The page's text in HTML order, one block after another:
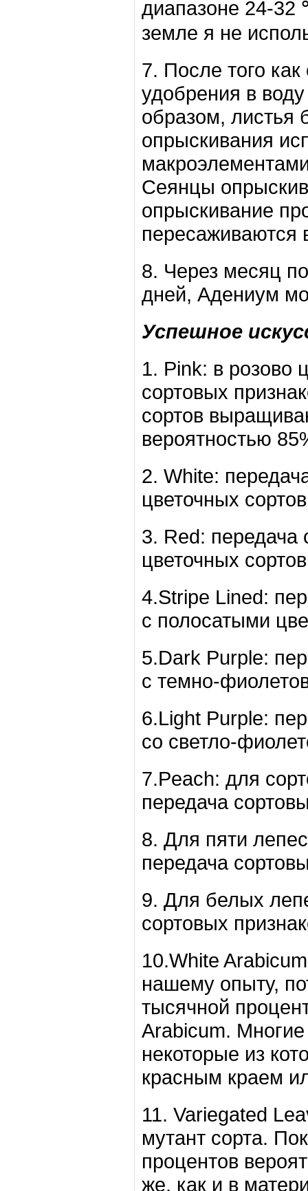
диапазоне 24-32
земле я не
7. После того
удобрения в
образом, листья
опрыскивания
Сеянцы
опрыскивание
пересаживаются
8. Через месяц
дней, Адениум
Успешное
1. Pink: в розово
сортовых
сортов
вероятностью
2. White:
цветочных
3. Red: передача
цветочных
4.Stripe Lined:
с полосатыми
5.Dark Purple:
с темно-
6.Light Purple:
со светло-
7.Peach: для
передача
8. Для пяти
передача
9. Для белых
сортовых
10.White
нашему опыту,
тысячной
Arabicum. Многие
некоторые из
красным краем
11. Variegated
мутант сорта.
процентов
же, как и в